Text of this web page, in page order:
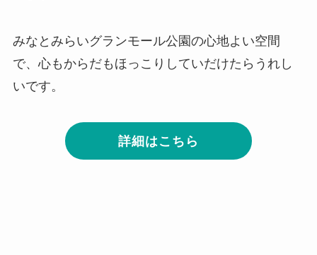
みなとみらいグランモール公園の心地よい空間
で、心もからだもほっこりしていだけたらうれし
いです。
詳細はこちら